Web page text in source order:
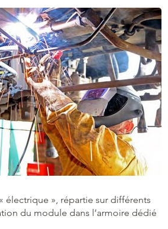
électrique », répartie sur différents
du module dans l’armoire dédié